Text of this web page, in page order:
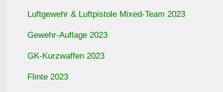
Luftgewehr & Luftpistole Mixed-Team 2023
Gewehr-Auflage 2023
GK-Kurzwaffen 2023
Flinte 2023